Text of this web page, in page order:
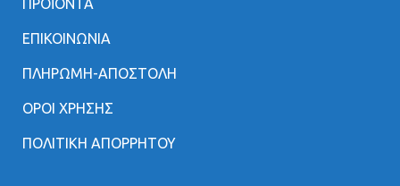
ΠΡΟΪΟΝΤΑ
ΕΠΙΚΟΙΝΩΝΙΑ
ΠΛΗΡΩΜΗ-ΑΠΟΣΤΟΛΗ
ΟΡΟΙ ΧΡΗΣΗΣ
ΠΟΛΙΤΙΚΗ ΑΠΟΡΡΗΤΟΥ